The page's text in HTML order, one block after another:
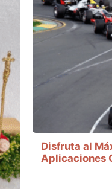
Disfruta al
Aplicaciones